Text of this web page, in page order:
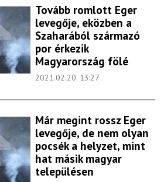
Tovább romlott Eger
levegője, eközben a
Szaharából származó
por érkezik
Magyarország fölé
2021.02.20. 13:27
Már megint rossz Eger
levegője, de nem olyan
pocsék a helyzet, mint
hat másik magyar
településen